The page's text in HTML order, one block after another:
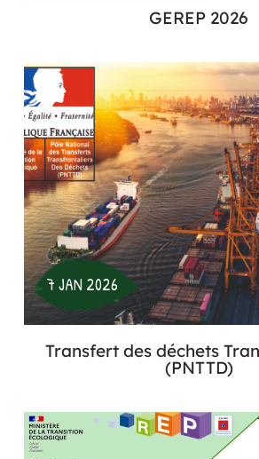
GEREP 2026
7 JAN 2026
Transfert des déchets
(PNTTD)